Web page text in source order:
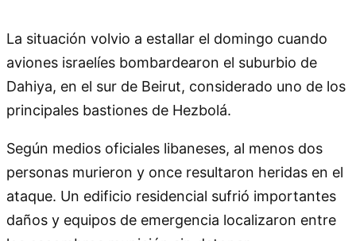
La situación volvio a estallar el domingo cuando
aviones israelíes bombardearon el suburbio de
Dahiya, en el sur de Beirut, considerado uno de los
principales bastiones de Hezbolá.
Según medios oficiales libaneses, al menos dos
personas murieron y once resultaron heridas en el
ataque. Un edificio residencial sufrió importantes
daños y equipos de emergencia localizaron entre